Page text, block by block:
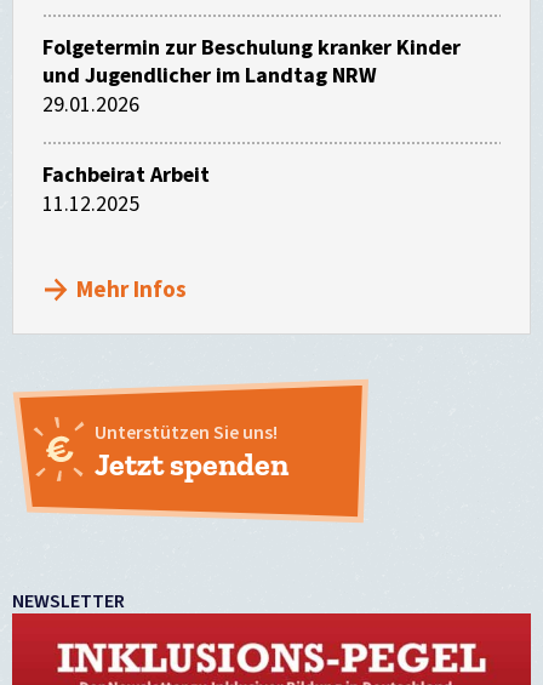
Folgetermin zur Beschulung kranker Kinder
und Jugendlicher im Landtag NRW
29.01.2026
Fachbeirat Arbeit
11.12.2025
Mehr Infos
Unterstützen Sie uns!
Jetzt spenden
NEWSLETTER